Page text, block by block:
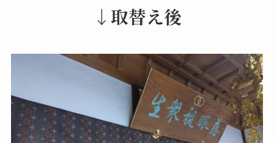
↓取替え後